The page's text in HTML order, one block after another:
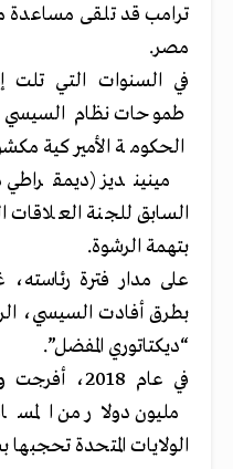
ترامب قد تلقى مساعدة
مصر.
في السنوات التي تلت
طموحات نظام السيسي
الحكومة الأميركية
مينينديز (ديمقراطي
السابق للجنة
بتهمة الرشوة.
على مدار فترة رئاسته،
بطرق أفادت السيسي،
“ديكتاتوري المفضل”.
مليون دولار من
الولايات المتحدة